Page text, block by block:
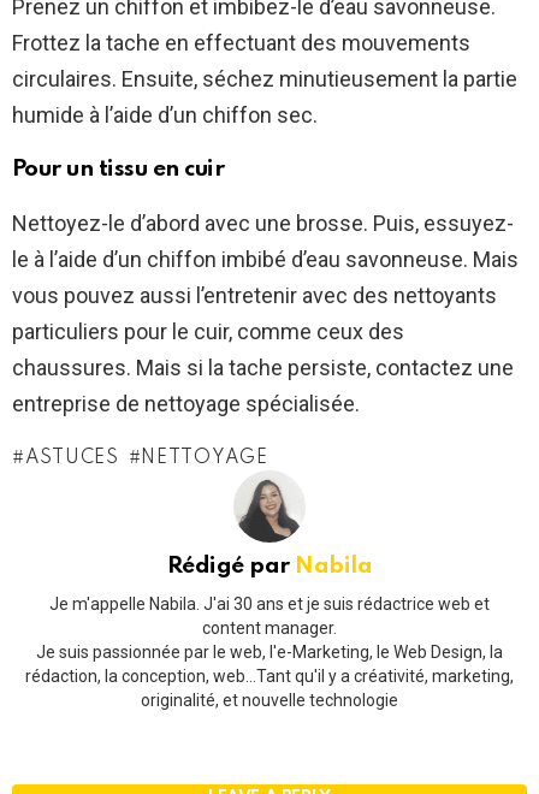
Prenez un chiffon et imbibez-le d’eau savonneuse.
Frottez la tache en effectuant des mouvements
circulaires. Ensuite, séchez minutieusement la partie
humide à l’aide d’un chiffon sec.
Pour un tissu en cuir
Nettoyez-le d’abord avec une brosse. Puis, essuyez-
le à l’aide d’un chiffon imbibé d’eau savonneuse. Mais
vous pouvez aussi l’entretenir avec des nettoyants
particuliers pour le cuir, comme ceux des
chaussures. Mais si la tache persiste, contactez une
entreprise de nettoyage spécialisée.
ASTUCES NETTOYAGE
Rédigé par Nabila
Je m'appelle Nabila. J'ai 30 ans et je suis rédactrice web et
content manager.
Je suis passionnée par le web, l'e-Marketing, le Web Design, la
rédaction, la conception, web...Tant qu'il y a créativité, marketing,
originalité, et nouvelle technologie